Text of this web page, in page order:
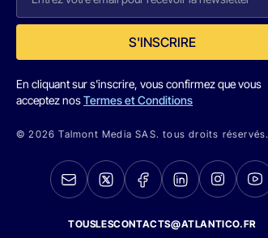
S'INSCRIRE
En cliquant sur s'inscrire, vous confirmez que vous
acceptez nosTermes et Conditions
© 2026 Talmont Media SAS. tous droits réservés.
TOUSLESCONTACTS@ATLANTICO.FR